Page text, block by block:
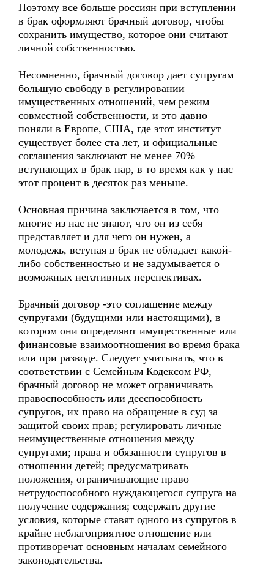
Поэтому все больше россиян при вступлении
в брак оформляют брачный договор, чтобы
сохранить имущество, которое они считают
личной собственностью.
Несомненно, брачный договор дает супругам
большую свободу в регулировании
имущественных отношений, чем режим
совместной собственности, и это давно
поняли в Европе, США, где этот институт
существует более ста лет, и официальные
соглашения заключают не менее 70%
вступающих в брак пар, в то время как у нас
этот процент в десяток раз меньше.
Основная причина заключается в том, что
многие из нас не знают, что он из себя
представляет и для чего он нужен, а
молодежь, вступая в брак не обладает какой-
либо собственностью и не задумывается о
возможных негативных перспективах.
Брачный договор -это соглашение между
супругами (будущими или настоящими), в
котором они определяют имущественные или
финансовые взаимоотношения во время брака
или при разводе. Следует учитывать, что в
соответствии с Семейным Кодексом РФ,
брачный договор не может ограничивать
правоспособность или дееспособность
супругов, их право на обращение в суд за
защитой своих прав; регулировать личные
неимущественные отношения между
супругами; права и обязанности супругов в
отношении детей; предусматривать
положения, ограничивающие право
нетрудоспособного нуждающегося супруга на
получение содержания; содержать другие
условия, которые ставят одного из супругов в
крайне неблагоприятное отношение или
противоречат основным началам семейного
законодательства.